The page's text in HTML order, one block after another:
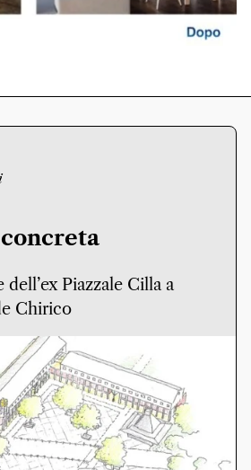
dell’ex Piazzale Cilla a
Chirico